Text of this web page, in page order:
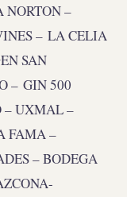
NORTON –
– LA CELIA
SAN
– GIN 500
– UXMAL –
FAMA –
– BODEGA